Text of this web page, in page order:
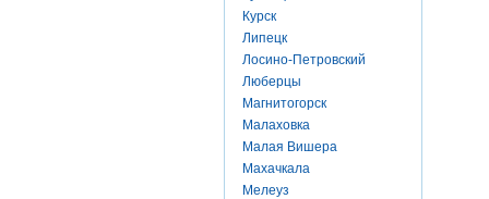
Курск
Липецк
Лосино-Петровский
Люберцы
Магнитогорск
Малаховка
Малая Вишера
Махачкала
Мелеуз